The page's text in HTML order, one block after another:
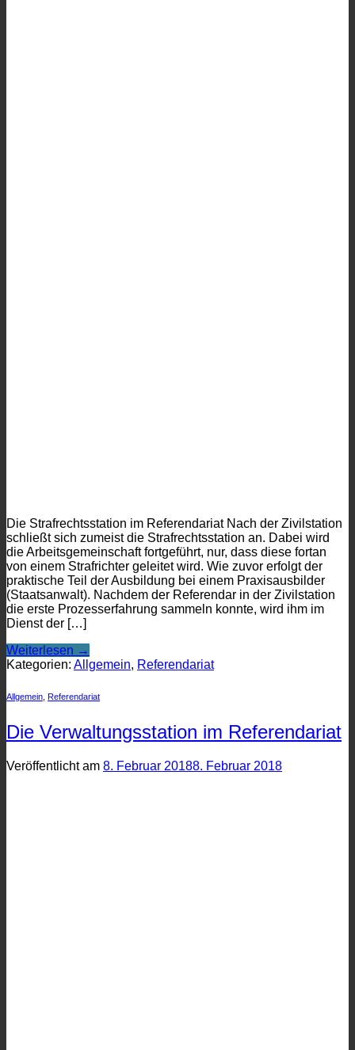
Die Strafrechtsstation im Referendariat Nach der Zivilstation
schließt sich zumeist die Strafrechtsstation an. Dabei wird
die Arbeitsgemeinschaft fortgeführt, nur, dass diese fortan
von einem Strafrichter geleitet wird. Wie zuvor erfolgt der
praktische Teil der Ausbildung bei einem Praxisausbilder
(Staatsanwalt). Nachdem der Referendar in der Zivilstation
die erste Prozesserfahrung sammeln konnte, wird ihm im
Dienst der […]
Weiterlesen →
Kategorien: Allgemein, Referendariat
Allgemein Referendariat
Die Verwaltungsstation im Referendariat
Veröffentlicht am 8. Februar 20188. Februar 2018